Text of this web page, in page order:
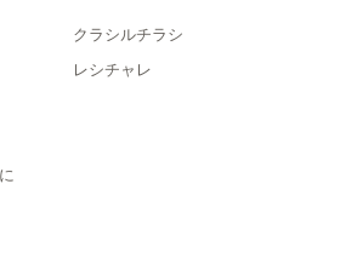
クラシルチラシ
レシチャレ